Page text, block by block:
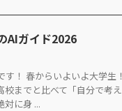
AIガイド2026
す！ 春からいよいよ大学生
までと比べて「自分で考
対に身 ...